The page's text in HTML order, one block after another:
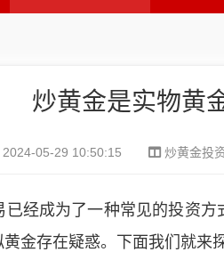
炒黄金是实物黄
2024-05-29 10:50:15 炒黄金投
经成为了一种常见的投资
金存在疑惑。下面我们就来